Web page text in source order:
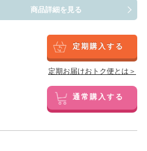
商品詳細を見る
定期購入する
定期お届けおトク便とは＞
通常購入する